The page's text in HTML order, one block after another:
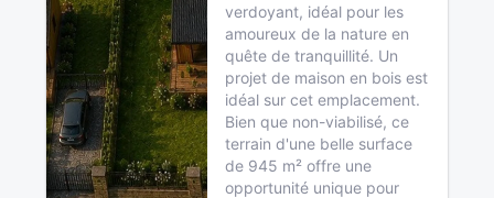
verdoyant, idéal pour les
amoureux de la nature en
quête de tranquillité. Un
projet de maison en bois est
idéal sur cet emplacement.
Bien que non-viabilisé, ce
terrain d'une belle surface
de 945 m² offre une
opportunité unique pour